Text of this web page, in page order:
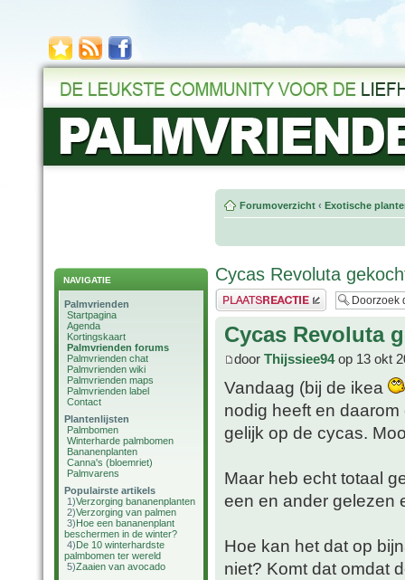
NAVIGATIE
Palmvrienden
Startpagina
Agenda
Kortingskaart
Palmvrienden forums
Palmvrienden chat
Palmvrienden wiki
Palmvrienden maps
Palmvrienden label
Contact
Plantenlijsten
Palmbomen
Winterharde palmbomen
Bananenplanten
Canna's (bloemriet)
Palmvarens
Populairste artikels
1)Verzorging bananenplanten
2)Verzorging van palmen
3)Hoe een bananenplant
beschermen in de winter?
4)De 10 winterhardste
palmbomen ter wereld
5)Zaaien van avocado
Forumoverzicht ‹ Exotische
Cycas Revoluta
Plaats een reactie
Cycas Revoluta
door Thijssiee94op 13 okt
Vandaag (bij de ikea
nodig heeft en
gelijk op de cycas.
Maar heb echt totaal
een en ander gelezen
Hoe kan het dat op
niet? Komt dat omdat